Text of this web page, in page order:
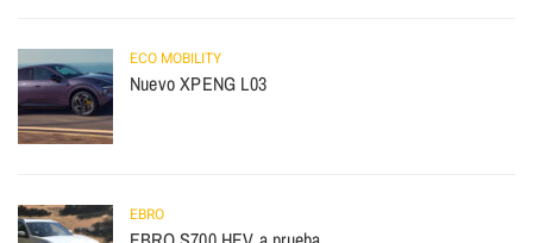
ECO MOBILITY
Nuevo XPENG L03
EBRO